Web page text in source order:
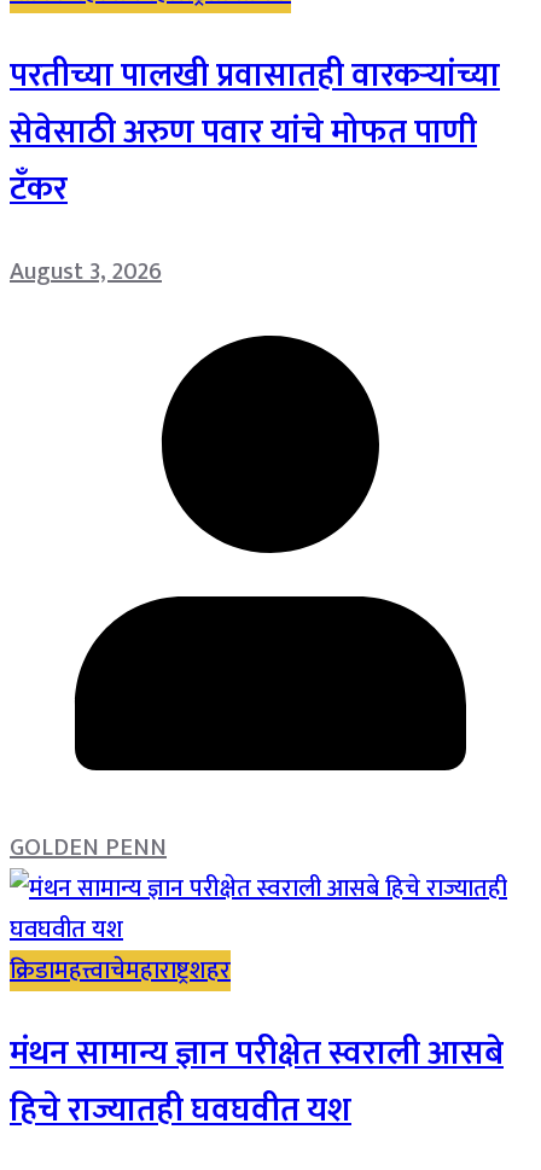
परतीच्या पालखी प्रवासातही वारकऱ्यांच्या
सेवेसाठी अरुण पवार यांचे मोफत पाणी
टँकर
August 3, 2026
GOLDEN PENN
क्रिडामहत्त्वाचेमहाराष्ट्रशहर
मंथन सामान्य ज्ञान परीक्षेत स्वराली आसबे
हिचे राज्यातही घवघवीत यश